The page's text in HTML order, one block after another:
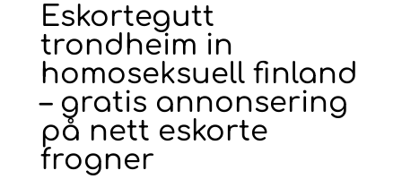
Eskortegutt
trondheim in
homoseksuell finland
– gratis annonsering
på nett eskorte
frogner